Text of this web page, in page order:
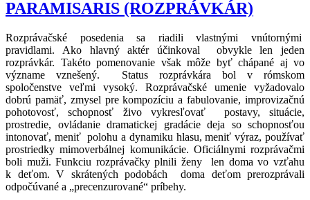
PARAMISARIS (ROZPRÁVKÁR)
Rozprávačské posedenia sa riadili vlastnými vnútornými
pravidlami. Ako hlavný aktér účinkoval obvykle len jeden
rozprávkár. Takéto pomenovanie však môže byť chápané aj vo
význame vznešený. Status rozprávkára bol v rómskom
spoločenstve veľmi vysoký. Rozprávačské umenie vyžadovalo
dobrú pamäť, zmysel pre kompozíciu a fabulovanie, improvizačnú
pohotovosť, schopnosť živo vykresľovať postavy, situácie,
prostredie, ovládanie dramatickej gradácie deja so schopnosťou
intonovať, meniť polohu a dynamiku hlasu, meniť výraz, používať
prostriedky mimoverbálnej komunikácie. Oficiálnymi rozprávačmi
boli muži. Funkciu rozprávačky plnili ženy len doma vo vzťahu
k deťom. V skrátených podobách doma deťom prerozprávali
odpočúvané a „precenzurované“ príbehy.